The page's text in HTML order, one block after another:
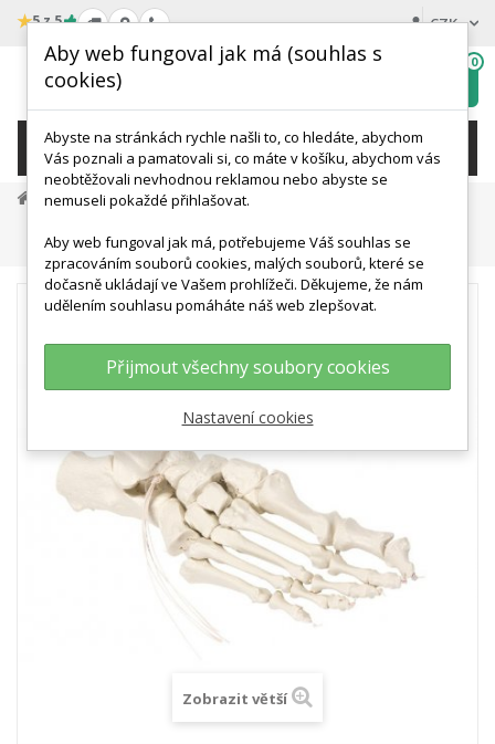
★5 z 5 CZK
wishlist
0
KATEGORIE
Anatomické Modely
Modely Lidské Kostry
Kostra Lidské Nohy Spojená Nylonem
Zobrazit větší
Aby web fungoval jak má (souhlas s
cookies)
Abyste na stránkách rychle našli to, co hledáte, abychom
Vás poznali a pamatovali si, co máte v košíku, abychom vás
neobtěžovali nevhodnou reklamou nebo abyste se
nemuseli pokaždé přihlašovat.
Aby web fungoval jak má, potřebujeme Váš souhlas se
zpracováním souborů cookies, malých souborů, které se
dočasně ukládají ve Vašem prohlížeči. Děkujeme, že nám
udělením souhlasu pomáháte náš web zlepšovat.
Přijmout všechny soubory cookies
Nastavení cookies